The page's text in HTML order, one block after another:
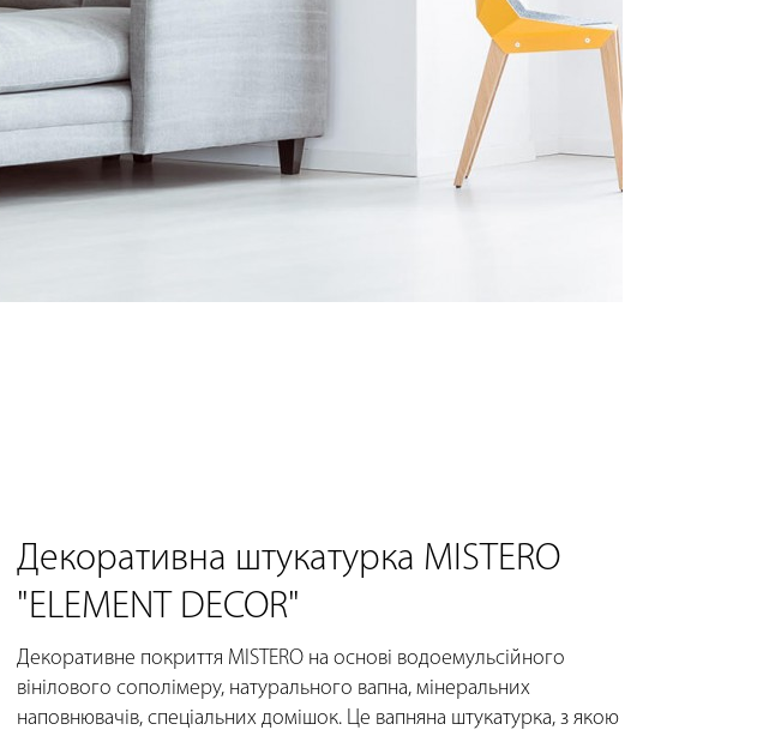
Декоративна штукатурка MISTERO
"ELEMENT DECOR"
Декоративне покриття MISTERO на основі водоемульсійного
вінілового сополімеру, натурального вапна, мінеральних
наповнювачів, спеціальних домішок. Це вапняна штукатурка, з якою